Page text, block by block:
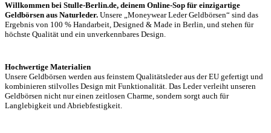
Willkommen bei Stulle-Berlin.de, deinem Online-Sop für einzigartige
Geldbörsen aus Naturleder. Unsere „Moneywear Leder Geldbörsen“ sind das
Ergebnis von 100 % Handarbeit, Designed & Made in Berlin, und stehen für
höchste Qualität und ein unverkennbares Design.
Hochwertige Materialien
Unsere Geldbörsen werden aus feinstem Qualitätsleder aus der EU gefertigt und
kombinieren stilvolles Design mit Funktionalität. Das Leder verleiht unseren
Geldbörsen nicht nur einen zeitlosen Charme, sondern sorgt auch für
Langlebigkeit und Abriebfestigkeit.